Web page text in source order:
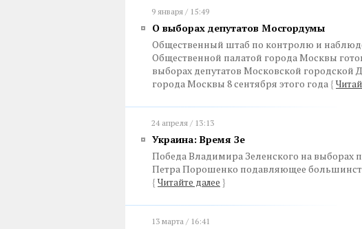
9 января / 15:49
О выборах депутатов Мосгордумы
Общественный штаб по контролю и
Общественной палатой города Москвы
выборах депутатов Московской городской
города Москвы 8 сентября этого года {
24 апреля / 13:13
Украина: Время Зе
Победа Владимира Зеленского на выборах
Петра Порошенко подавляющее
{ Читайте далее }
13 марта / 16:41